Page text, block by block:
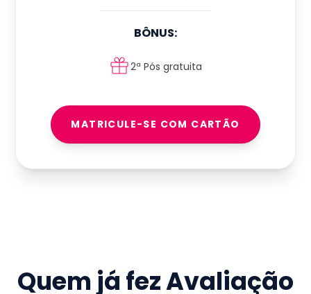
BÔNUS:
2ª Pós gratuita
MATRICULE-SE COM CARTÃO
Quem já fezAvaliação